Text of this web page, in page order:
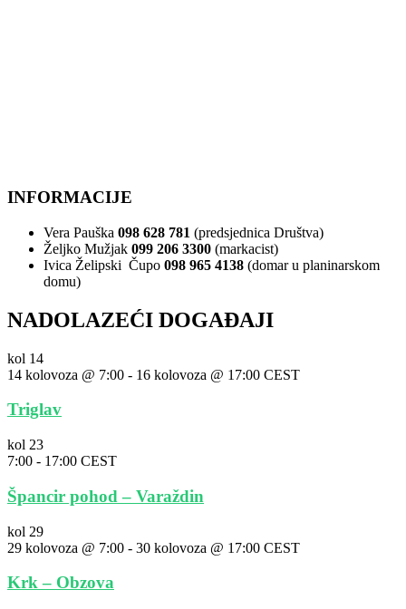
INFORMACIJE
Vera Pauška 098 628 781 (predsjednica Društva)
Željko Mužjak 099 206 3300 (markacist)
Ivica Želipski Čupo 098 965 4138 (domar u planinarskom
domu)
NADOLAZEĆI DOGAĐAJI
kol 14
14 kolovoza @ 7:00 - 16 kolovoza @ 17:00 CEST
Triglav
kol 23
7:00 - 17:00 CEST
Špancir pohod – Varaždin
kol 29
29 kolovoza @ 7:00 - 30 kolovoza @ 17:00 CEST
Krk – Obzova